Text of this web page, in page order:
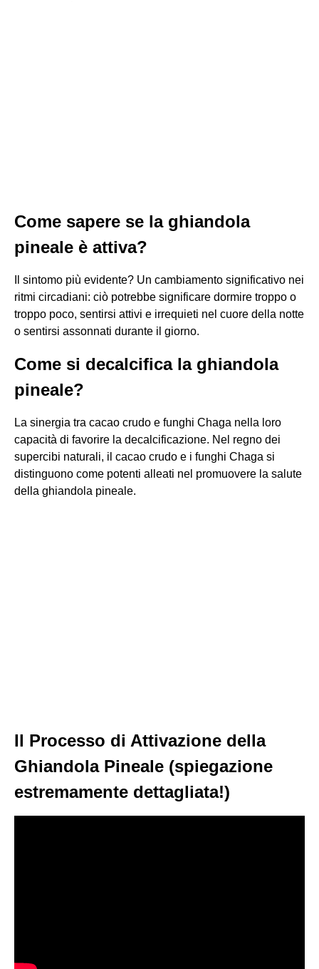
Come sapere se la ghiandola
pineale è attiva?
Il sintomo più evidente? Un cambiamento significativo nei
ritmi circadiani: ciò potrebbe significare dormire troppo o
troppo poco, sentirsi attivi e irrequieti nel cuore della notte
o sentirsi assonnati durante il giorno.
Come si decalcifica la ghiandola
pineale?
La sinergia tra cacao crudo e funghi Chaga nella loro
capacità di favorire la decalcificazione. Nel regno dei
supercibi naturali, il cacao crudo e i funghi Chaga si
distinguono come potenti alleati nel promuovere la salute
della ghiandola pineale.
Il Processo di Attivazione della
Ghiandola Pineale (spiegazione
estremamente dettagliata!)